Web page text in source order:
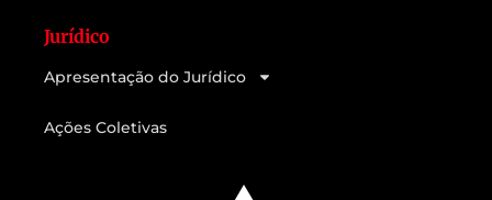
Jurídico
Apresentação do Jurídico
Ações Coletivas